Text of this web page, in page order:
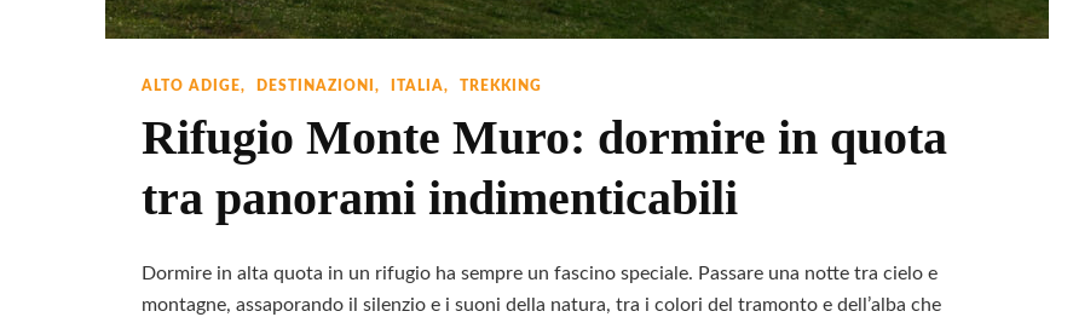
ALTO ADIGE DESTINAZIONI ITALIA TREKKING
Rifugio Monte Muro: dormire in quota
tra panorami indimenticabili
Dormire in alta quota in un rifugio ha sempre un fascino speciale. Passare una notte tra cielo e
montagne, assaporando il silenzio e i suoni della natura, tra i colori del tramonto e dell’alba che